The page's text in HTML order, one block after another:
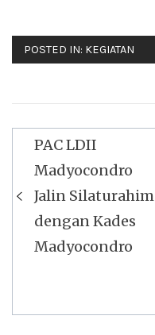
POSTED IN: KEGIATAN
Navigasi
pos
PAC LDII
Madyocondro
Jalin Silaturahim
dengan Kades
Madyocondro